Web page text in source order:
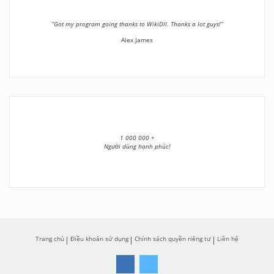
”Got my program going thanks to WikiDll. Thanks a lot guys!”
Alex James
1 000 000 +
Người dùng hạnh phúc!
Trang chủ Điều khoản sử dụng Chính sách quyền riêng tư Liên hệ